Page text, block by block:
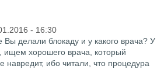
- 16:30
Вы делали блокаду и у какого врача? У
ищем хорошего врача, который
навредит, ибо читали, что процедура